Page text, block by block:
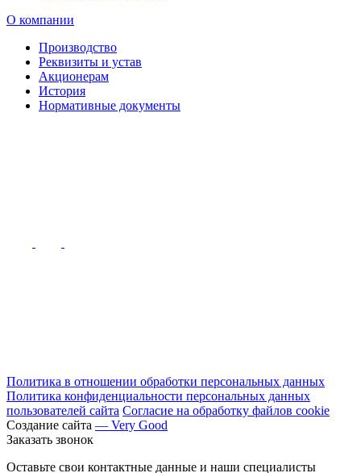
О компании
Производство
Реквизиты и устав
Акционерам
История
Нормативные документы
Политика в отношении обработки персональных данных
Политика конфиденциальности персональных данных
пользователей сайта Согласие на обработку файлов cookie
Создание сайта — Very Good
Заказать звонок
Оставьте свои контактные данные и наши специалисты